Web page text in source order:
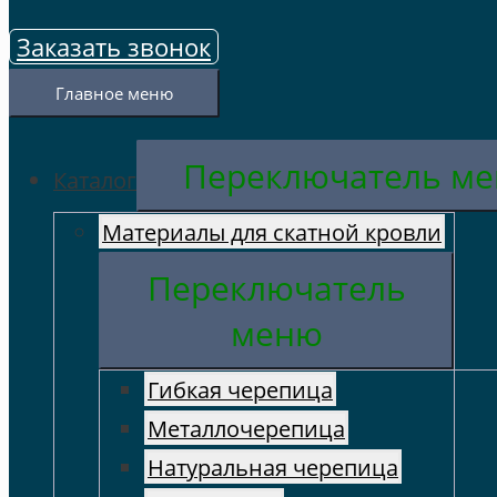
Заказать звонок
Главное меню
Каталог Переключатель
Материалы для скатной кровли
Переключатель
меню
Гибкая черепица
Металлочерепица
Натуральная черепица